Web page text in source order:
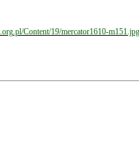
Content/19/mercator1610-m151.jpg